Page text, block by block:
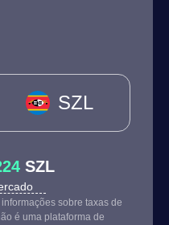
SZL
SZL
sobre taxas de
é uma plataforma de